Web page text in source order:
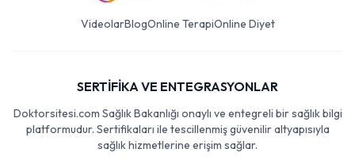
VideolarBlogOnline TerapiOnline Diyet
SERTİFİKA VE ENTEGRASYONLAR
Doktorsitesi.com Sağlık Bakanlığı onaylı ve entegreli bir sağlık bilgi
platformudur. Sertifikaları ile tescillenmiş güvenilir altyapısıyla
sağlık hizmetlerine erişim sağlar.